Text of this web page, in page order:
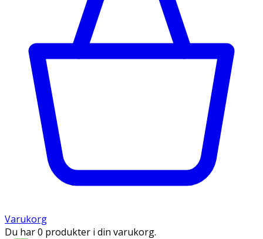
Varukorg
Du har 0 produkter i din varukorg.